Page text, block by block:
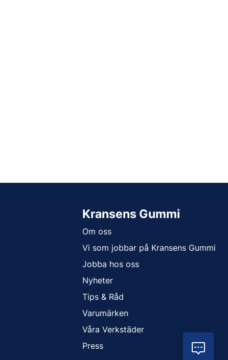
Kransens Gummi
Om oss
Vi som jobbar på Kransens Gummi
Jobba hos oss
Nyheter
Tips & Råd
Varumärken
Våra Verkstäder
Press